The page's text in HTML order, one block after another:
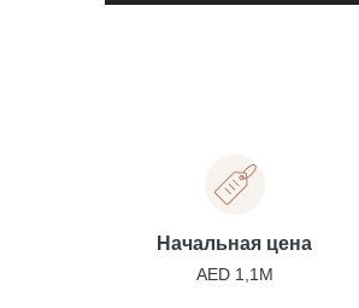
Начальная цена
AED 1,1M